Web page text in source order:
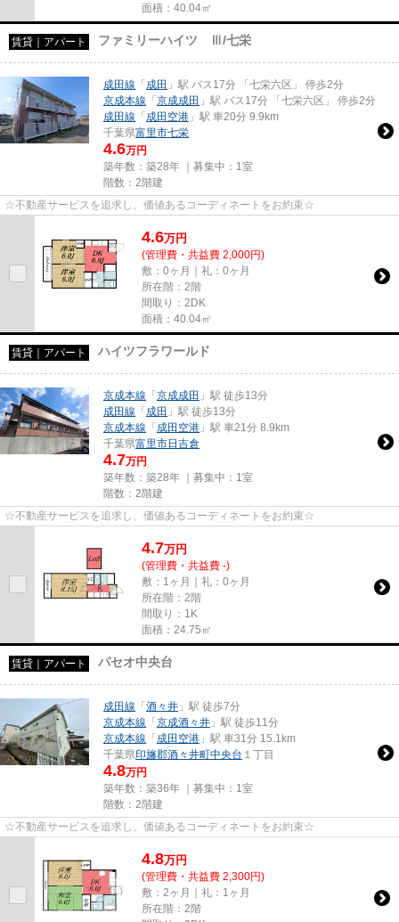
面積：40.04㎡
賃貸｜アパート ファミリーハイツ Ⅲ/七栄
成田線 「成田 」駅 バス17分 「七栄六区」 停歩2分
京成本線 「京成成田 」駅 バス17分 「七栄六区」 停歩2分
成田線 「成田空港 」駅 車20分 9.9km
千葉県富里市七栄
4.6万円
築年数：築28年 ｜募集中： 1室
階数：2階建
☆不動産サービスを追求し、価値あるコーディネートをお約束☆
4.6万円
(管理費・共益費 2,000円)
敷：0ヶ月｜礼：0ヶ月
所在階：2階
間取り：2DK
面積：40.04㎡
賃貸｜アパート ハイツフラワールド
京成本線 「京成成田 」駅 徒歩13分
成田線 「成田 」駅 徒歩13分
京成本線 「成田空港 」駅 車21分 8.9km
千葉県富里市日吉倉
4.7万円
築年数：築28年 ｜募集中： 1室
階数：2階建
☆不動産サービスを追求し、価値あるコーディネートをお約束☆
4.7万円
(管理費・共益費 -)
敷：1ヶ月｜礼：0ヶ月
所在階：2階
間取り：1K
面積：24.75㎡
賃貸｜アパート パセオ中央台
成田線 「酒々井 」駅 徒歩7分
京成本線 「京成酒々井 」駅 徒歩11分
京成本線 「成田空港 」駅 車31分 15.1km
千葉県印旛郡酒々井町中央台 １丁目
4.8万円
築年数：築36年 ｜募集中： 1室
階数：2階建
☆不動産サービスを追求し、価値あるコーディネートをお約束☆
4.8万円
(管理費・共益費 2,300円)
敷：2ヶ月｜礼：1ヶ月
所在階：2階